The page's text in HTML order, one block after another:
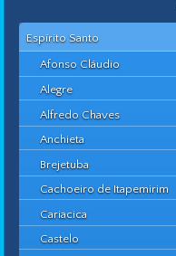
Espírito Santo
Afonso Cláudio
Alegre
Alfredo Chaves
Anchieta
Brejetuba
Cachoeiro de Itapemirim
Cariacica
Castelo